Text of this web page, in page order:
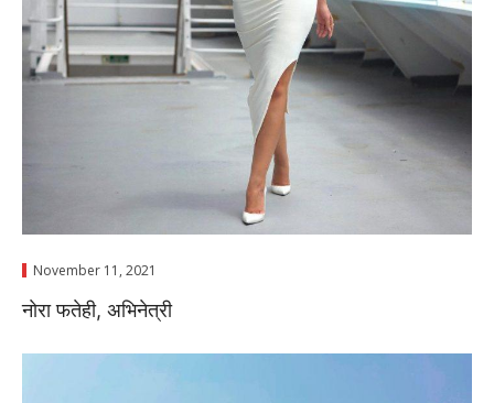
November 11, 2021
नाेरा फतेही, अभिनेत्री